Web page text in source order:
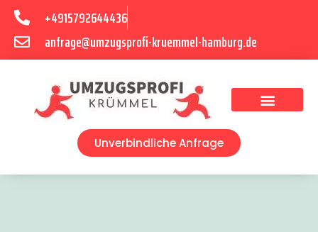
+4915792644436
anfrage@umzugsprofi-kruemmel-hamburg.de
Unverbindliche Anfrage